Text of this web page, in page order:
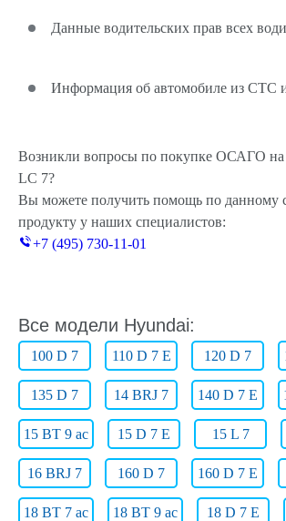
Данные водительских прав всех
Информация об автомобиле из СТС
Возникли вопросы по покупке ОСАГО на
LC 7?
Вы можете получить помощь по данному
продукту у наших специалистов:
+7 (495) 730-11-01
Все модели Hyundai:
100 D 7 110 D 7 E 120 D 7
135 D 7 14 BRJ 7 140 D 7 E
15 BT 9 ac 15 D 7 E 15 L 7
16 BRJ 7 160 D 7 160 D 7 E
18 BT 7 ac 18 BT 9 ac 18 D 7 E